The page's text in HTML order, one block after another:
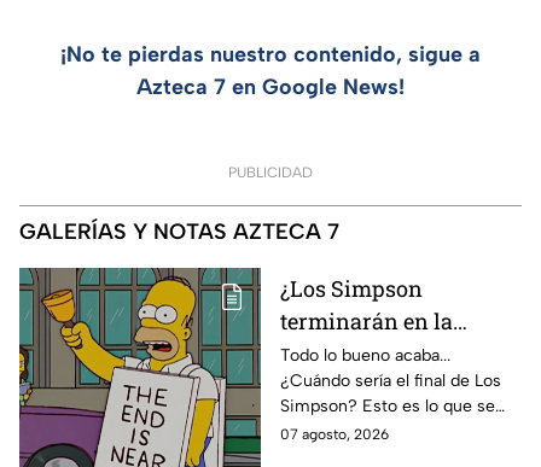
¡No te pierdas nuestro contenido, sigue a
Azteca 7 en Google News!
PUBLICIDAD
GALERÍAS Y NOTAS AZTECA 7
¿Los Simpson
terminarán en la
temporada 40? Actriz
de Bart Simpson da
IMPACTANTE
declaración
Todo lo bueno acaba...
¿Cuándo sería el final de Los
Simpson? Esto es lo que se
sabe:
07 agosto, 2026